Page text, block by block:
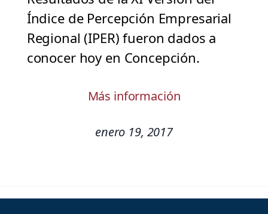
Índice de Percepción Empresarial
Regional (IPER) fueron dados a
conocer hoy en Concepción.
Más información
enero 19, 2017